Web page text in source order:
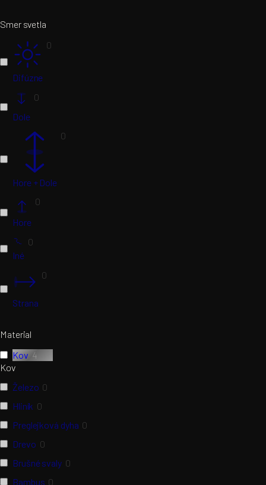
Smer svetla
Difúzne
0
Dole
0
Hore + Dole
0
Hore
0
Iné
0
Strana
0
Material
Kov 4
Kov
Železo 0
Hliník 0
Preglejková dyha 0
Drevo 0
Brušné svaly 0
Bambus 0